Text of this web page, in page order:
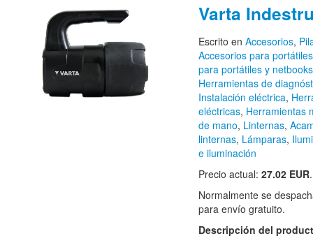
Varta
Escrito en Accesorios,
Accesorios para
para portátiles y netbooks
Herramientas de
Instalación eléctrica,
eléctricas, Herramientas
de mano, Linternas,
linternas, Lámparas,
e iluminación
Precio actual: 27.02 EUR
Normalmente se
para envío gratuito.
Descripción del